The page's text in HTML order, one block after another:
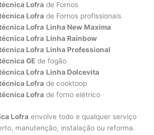
Lofra de Fornos
Lofra de Fornos profissionais
Lofra Linha New Maxima
Lofra Linha Rainbow
Lofra Linha Professional
GE de fogão
Lofra Linha Dolcevita
Lofra de cooktoop
Lofra de forno elétrico
Lofra envolve todo e qualquer serviço
manutenção, instalação ou reforma.